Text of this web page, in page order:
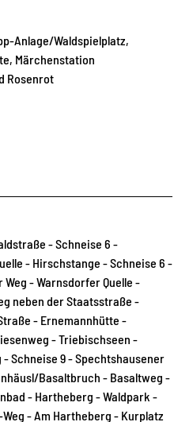
Anlage/Waldspielplatz,
Märchenstation
Rosenrot
- Schneise 6 -
- Hirschstange - Schneise 6 -
- Warnsdorfer Quelle -
neben der Staatsstraße -
- Ernemannhütte -
- Triebischseen -
Schneise 9 - Spechtshausener
Basaltbruch - Basaltweg -
- Hartheberg - Waldpark -
- Am Hartheberg - Kurplatz